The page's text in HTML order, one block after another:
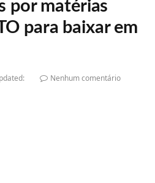
por matérias
para baixar em
Nenhum comentário